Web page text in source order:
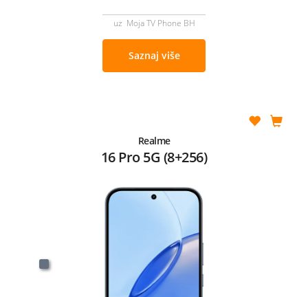
uz Moja TV Phone BH
Saznaj više
Realme
16 Pro 5G (8+256)